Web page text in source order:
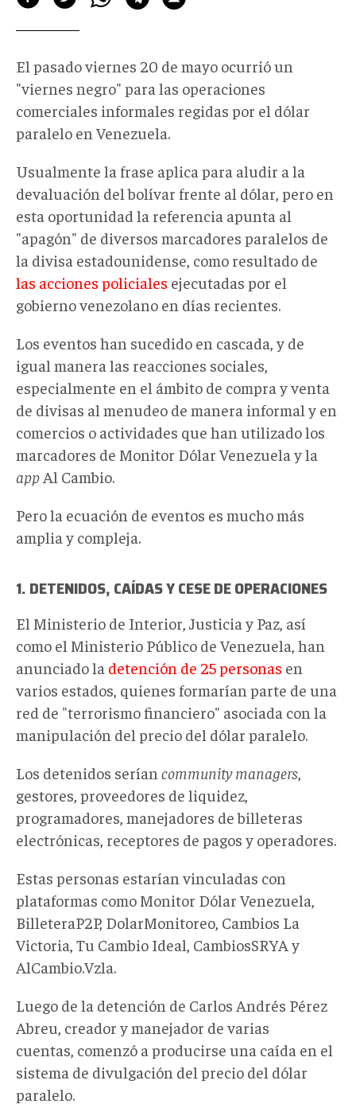
El pasado viernes 20 de mayo ocurrió un
"viernes negro" para las operaciones
comerciales informales regidas por el dólar
paralelo en Venezuela.
Usualmente la frase aplica para aludir a la
devaluación del bolívar frente al dólar, pero en
esta oportunidad la referencia apunta al
"apagón" de diversos marcadores paralelos de
la divisa estadounidense, como resultado de
las acciones policiales ejecutadas por el
gobierno venezolano en días recientes.
Los eventos han sucedido en cascada, y de
igual manera las reacciones sociales,
especialmente en el ámbito de compra y venta
de divisas al menudeo de manera informal y en
comercios o actividades que han utilizado los
marcadores de Monitor Dólar Venezuela y la
app Al Cambio.
Pero la ecuación de eventos es mucho más
amplia y compleja.
1. DETENIDOS, CAÍDAS Y CESE DE OPERACIONES
El Ministerio de Interior, Justicia y Paz, así
como el Ministerio Público de Venezuela, han
anunciado la detención de 25 personas en
varios estados, quienes formarían parte de una
red de "terrorismo financiero" asociada con la
manipulación del precio del dólar paralelo.
Los detenidos serían community managers
gestores, proveedores de liquidez,
programadores, manejadores de billeteras
electrónicas, receptores de pagos y operadores.
Estas personas estarían vinculadas con
plataformas como Monitor Dólar Venezuela,
BilleteraP2P, DolarMonitoreo, Cambios La
Victoria, Tu Cambio Ideal, CambiosSRYA y
AlCambio.Vzla.
Luego de la detención de Carlos Andrés Pérez
Abreu, creador y manejador de varias
cuentas, comenzó a producirse una caída en el
sistema de divulgación del precio del dólar
paralelo.